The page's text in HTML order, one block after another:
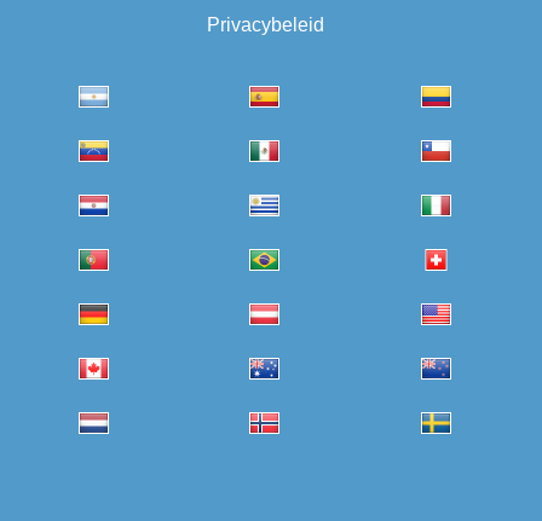
Privacybeleid